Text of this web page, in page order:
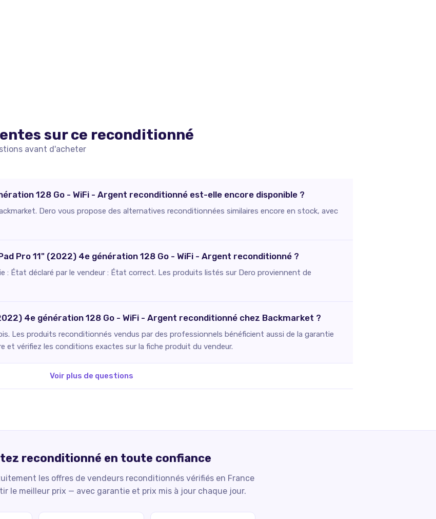
sur ce reconditionné
avant d'acheter
128 Go - WiFi - Argent reconditionné est-elle encore disponible ?
Dero vous propose des alternatives reconditionnées similaires encore en stock, avec
Pro 11" (2022) 4e génération 128 Go - WiFi - Argent reconditionné ?
: État déclaré par le vendeur : État correct. Les produits listés sur Dero proviennent de
4e génération 128 Go - WiFi - Argent reconditionné chez Backmarket ?
Les produits reconditionnés vendus par des professionnels bénéficient aussi de la garantie
et vérifiez les conditions exactes sur la fiche produit du vendeur.
Voir plus de questions
reconditionné en toute confiance
les offres de vendeurs reconditionnés vérifiés en France
le meilleur prix — avec garantie et prix mis à jour chaque jour.